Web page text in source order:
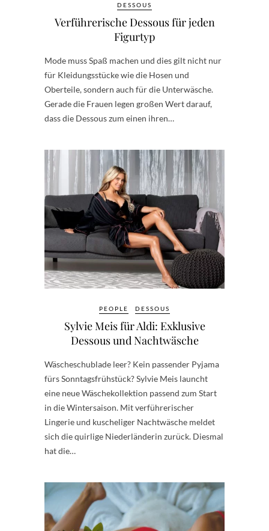
DESSOUS
Verführerische Dessous für jeden
Figurtyp
Mode muss Spaß machen und dies gilt nicht nur
für Kleidungsstücke wie die Hosen und
Oberteile, sondern auch für die Unterwäsche.
Gerade die Frauen legen großen Wert darauf,
dass die Dessous zum einen ihren…
PEOPLE DESSOUS
Sylvie Meis für Aldi: Exklusive
Dessous und Nachtwäsche
Wäscheschublade leer? Kein passender Pyjama
fürs Sonntagsfrühstück? Sylvie Meis launcht
eine neue Wäschekollektion passend zum Start
in die Wintersaison. Mit verführerischer
Lingerie und kuscheliger Nachtwäsche meldet
sich die quirlige Niederländerin zurück. Diesmal
hat die…